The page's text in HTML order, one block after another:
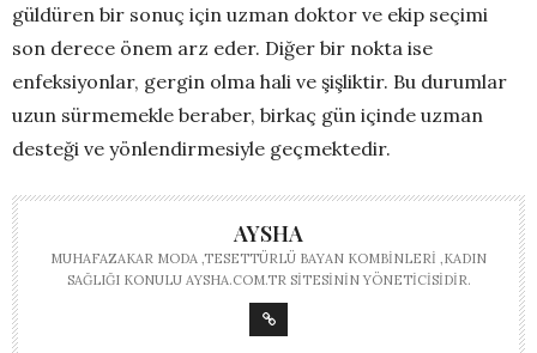
güldüren bir sonuç için uzman doktor ve ekip seçimi
son derece önem arz eder. Diğer bir nokta ise
enfeksiyonlar, gergin olma hali ve şişliktir. Bu durumlar
uzun sürmemekle beraber, birkaç gün içinde uzman
desteği ve yönlendirmesiyle geçmektedir.
AYSHA
MUHAFAZAKAR MODA ,TESETTÜRLÜ BAYAN KOMBINLERI ,KADIN
SAĞLIĞI KONULU AYSHA.COM.TR SITESININ YÖNETICISIDIR.